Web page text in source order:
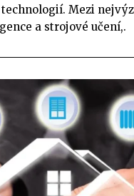
Mezi
a strojové učení,.